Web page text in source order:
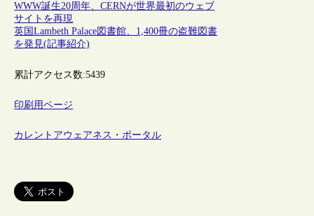
WWW誕生20周年、CERNが世界最初のウェブ
サイトを再現
英国Lambeth Palace図書館、1,400冊の盗難図書
を発見(記事紹介)
累計アクセス数:5439
印刷用ページ
カレントアウェアネス・ポータル